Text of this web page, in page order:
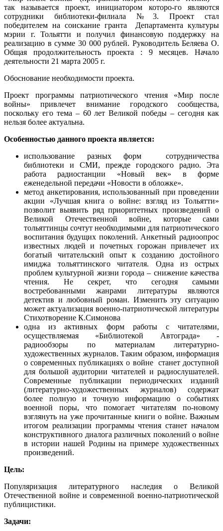
так называется проект, инициатором которо-го являются
сотрудники библиотеки-филиала №3. Проект стал
победителем на соискание гранта Департамента культуры
мэрии г. Тольятти и получил финансовую поддержку на
реализацию в сумме 30 000 рублей. Руководитель Беляева О.
Общая продолжительность проекта : 9 месяцев. Начало
деятельности 21 марта 2005 г.
Обоснование необходимости проекта.
Проект программы патриотического чтения «Мир после
войны» привлечет внимание городского сообщества,
поскольку его тема – 60 лет Великой победы – сегодня как
нельзя более актуальна.
Особенностью данного проекта является:
использование разных форм сотрудничества
библиотеки и СМИ, прежде городского радио. Эта
работа радиостанции «Новый век» в форме
еженедельной передачи «Новости в обложке».
метод анкетирования, использованный при проведении
акции «Лучшая книга о войне: взгляд из Тольятти»
позволит выявить ряд приоритетных произведений о
Великой Отечественной войне, которые сами
тольяттинцы сочтут необходимыми для патриотического
воспитания будущих поколений. Анкетный радиоопрос
известных людей и почетных горожан привлечет их
богатый читательский опыт к созданию достойного
имиджа тольяттинского читателя. Одна из острых
проблем культурной жизни города – снижение качества
чтения. Не секрет, что сегодня самыми
востребованными жанрами литературы являются
детектив и любовный роман. Изменить эту ситуацию
может актуализация военно-патриотической литературы
Стихотворение К.Симонова
одна из активных форм работы с читателями,
осуществляемая «Библиотекой Автограда» -
радиообзоры по материалам литературно-
художественных журналов. Таким образом, информация
о современных публикациях о войне станет доступной
для большой аудитории читателей и радиослушателей.
Современные публикации периодических изданий
(литературно-художественных журналов) содержат
более полную и точную информацию о событиях
военной поры, что помогает читателям по-новому
взглянуть на уже прочитанные книги о войне. Важным
итогом реализации программы чтения станет началом
конструктивного диалога различных поколений о войне
в истории нашей Родины на примере художественных
произведений.
Цель:
Популяризация литературного наследия о Великой
Отечественной войне и современной военно-патриотической
публицистики.
Задачи: